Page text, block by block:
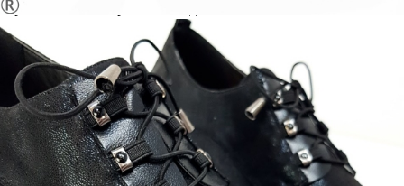
разполагате с три начина да я платите към тях:
Отложено до 30 дни от момента на изпращане на
поръчката без оскъпяване. За покупки на стойност до
400 лв. / €204,52
Плащане на 4 вноски. Заплащате 20% от стойността на
поръчката си на момента с карта. Останалата сума се
разделя на 3 равни месечни вноски без оскъпяване. За
покупки на стойност до 1000 лв. / €511.31
Плащане на 6 вноски. Стойността на поръчката се
разпределя в 6 равни месечни вноски с оскъпяване. За
покупки на стойност до 2000 лв. / €1022.61